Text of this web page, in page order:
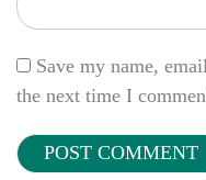
Save my name,
the next time I